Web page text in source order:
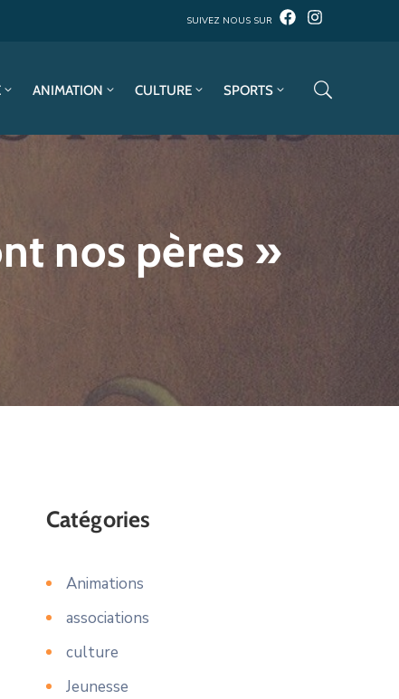
SUIVEZ NOUS SUR
ANIMATION CULTURE SPORTS
nos pères »
Catégories
Animations
associations
culture
Jeunesse